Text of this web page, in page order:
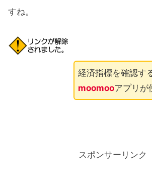
すね。
経済指標を確認す
moomooアプリが
スポンサーリンク